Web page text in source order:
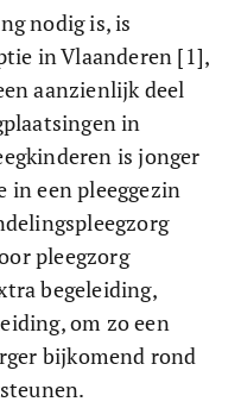
nodig is, is
in Vlaanderen [1],
aanzienlijk deel
in
is jonger
in een pleeggezin
pleegzorg
begeleiding,
om zo een
bijkomend rond